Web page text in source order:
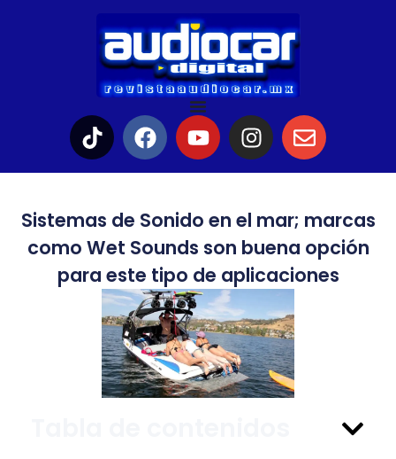
Sistemas de Sonido en el mar; marcas
como Wet Sounds son buena opción
para este tipo de aplicaciones